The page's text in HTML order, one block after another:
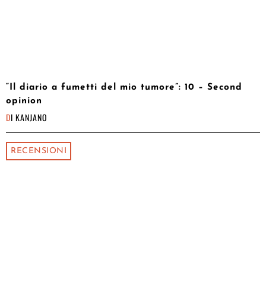
“Il diario a fumetti del mio tumore”: 10 – Second
opinion
DI KANJANO
RECENSIONI